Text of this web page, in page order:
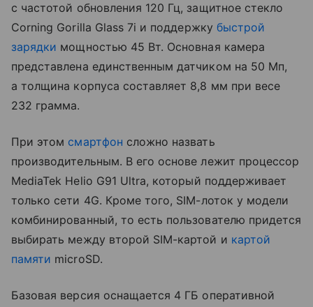
с частотой обновления 120 Гц, защитное стекло
Corning Gorilla Glass 7i и поддержку быстрой
зарядки мощностью 45 Вт. Основная камера
представлена единственным датчиком на 50 Мп,
а толщина корпуса составляет 8,8 мм при весе
232 грамма.
При этом смартфон сложно назвать
производительным. В его основе лежит процессор
MediaTek Helio G91 Ultra, который поддерживает
только сети 4G. Кроме того, SIM-лоток у модели
комбинированный, то есть пользователю придется
выбирать между второй SIM-картой и картой
памяти microSD.
Базовая версия оснащается 4 ГБ оперативной